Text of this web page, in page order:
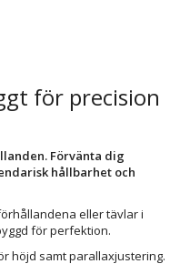
för precision
Förvänta dig
hållbarhet och
eller tävlar i
för perfektion.
höjd samt parallaxjustering.